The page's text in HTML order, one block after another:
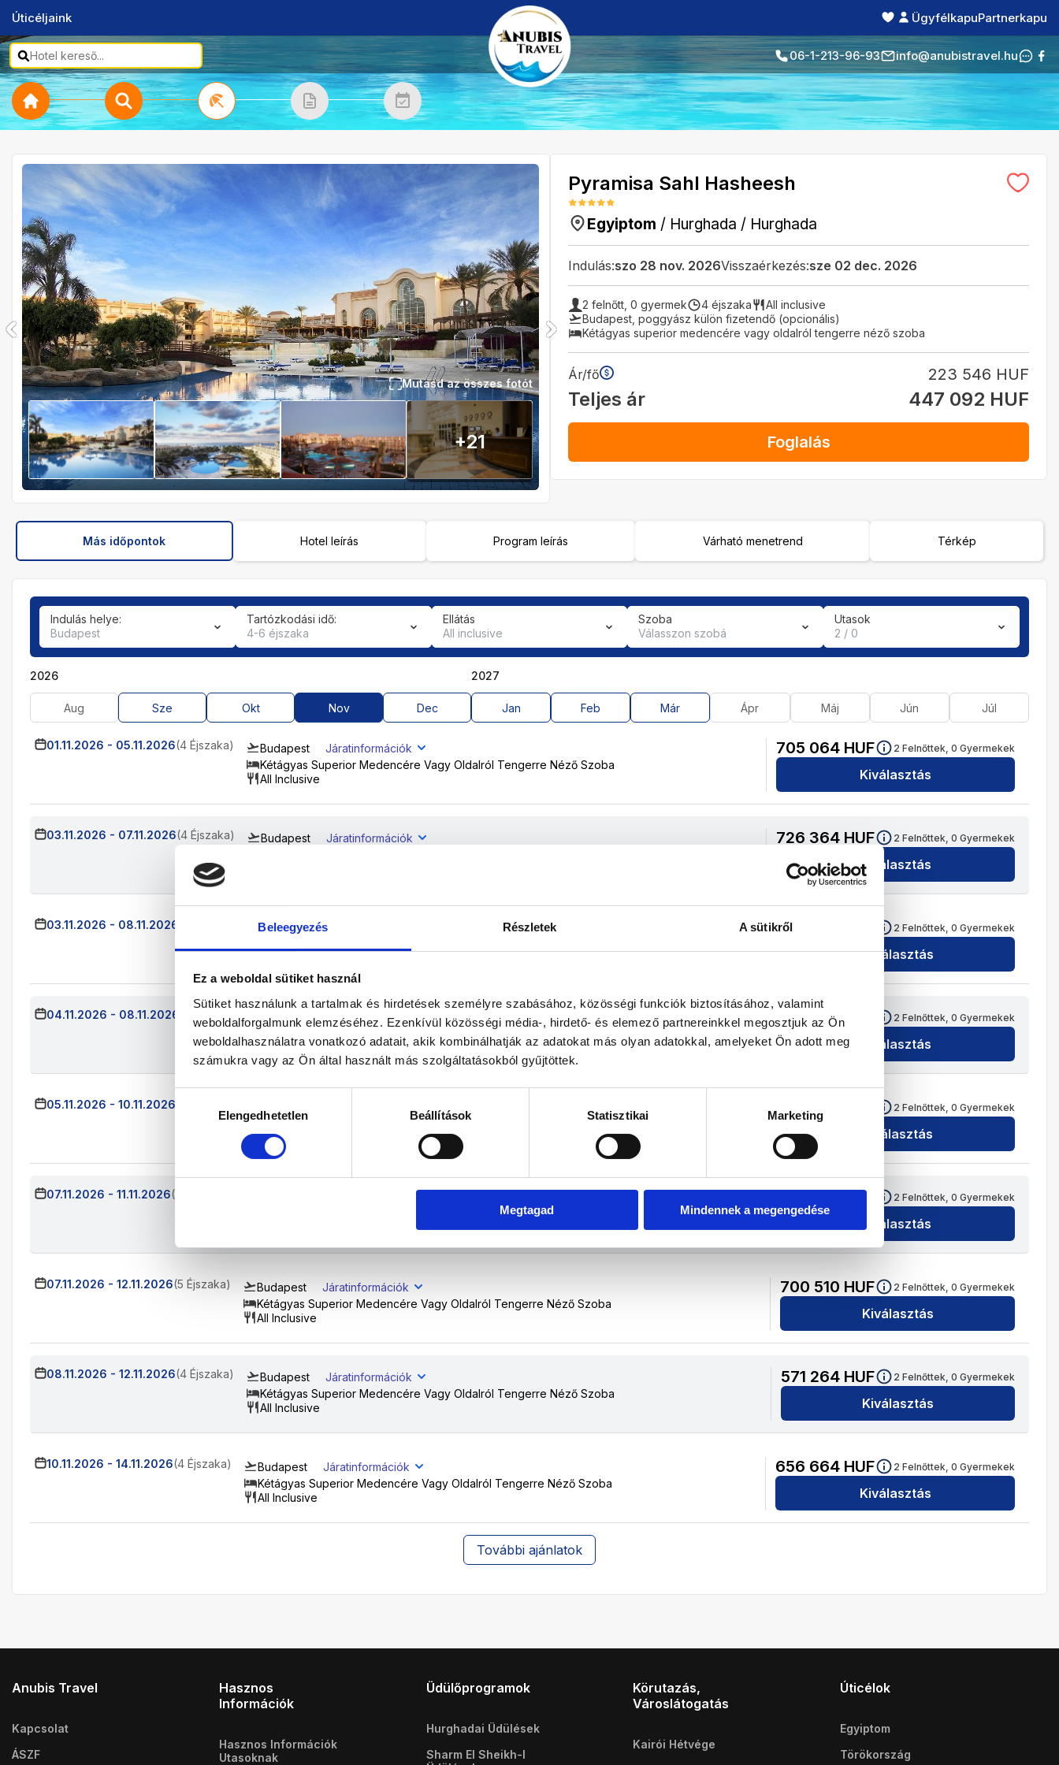
Beleegyezés Részletek A sütikről
Ez a weboldal sütiket használ
Sütiket használunk a tartalmak és hirdetések személyre szabásához, közösségi funkciók biztosításához, valamint
weboldalforgalmunk elemzéséhez. Ezenkívül közösségi média-, hirdető- és elemező partnereinkkel megosztjuk az Ön
weboldalhasználatra vonatkozó adatait, akik kombinálhatják az adatokat más olyan adatokkal, amelyeket Ön adott meg
számukra vagy az Ön által használt más szolgáltatásokból gyűjtöttek.
kiválasztásaElengedhetetlen Beállítások Statisztikai Marketing
Megtagad Mindennek a megengedése
Úticéljaink ÜgyfélkapuPartnerkapu
06-1-213-96-93 info@anubistravel.hu
Mutasd az összes fotót
+21
Pyramisa Sahl Hasheesh
Egyiptom / Hurghada / Hurghada
Indulás:szo 28 nov. 2026Visszaérkezés:sze 02 dec. 2026
2 felnőtt,0 gyermek 4 éjszaka
All inclusive
Budapest poggyász külön fizetendő (opcionális)
Kétágyas superior medencére vagy oldalról tengerre néző szoba
Ár/fő 223 546 HUF
Teljes ár 447 092 HUF
Foglalás
Más időpontok Hotel leírás Program leírás Várható menetrend Térkép
Indulás helye:
Budapest
Tartózkodási idő:
4-6 éjszaka
Ellátás
All inclusive
Szoba
Válasszon szobá
Utasok
2 / 0
2026
Aug Sze Okt Nov Dec
2027
Jan Feb Már Ápr Máj Jún Júl
01.11.2026 - 05.11.2026(4 Éjszaka) Budapest
Járatinformációk
Kétágyas Superior Medencére Vagy Oldalról Tengerre Néző Szoba
All Inclusive
705 064 HUF 2 Felnőttek, 0 Gyermekek
Kiválasztás
03.11.2026 - 07.11.2026(4 Éjszaka) Budapest
Járatinformációk
726 364 HUF 2 Felnőttek, 0 Gyermekek
Kiválasztás
03.11.2026 - 08.11.2026 Budapest 705 510 2 Felnőttek, 0 Gyermekek
Kiválasztás
04.11.2026 - 08.11.2026 Budapest
Járatinformációk
Kétágyas Superior Medencére Vagy Oldalról Tengerre Néző Szoba
All Inclusive
656 664HUF 2 Felnőttek, 0 Gyermekek
Kiválasztás
05.11.2026 - 10.11.2026
Kétágyas Superior Medencére Vagy Oldalról Tengerre Néző Szoba
All Inclusive
678 810 2 Felnőttek, 0 Gyermekek
Kiválasztás
07.11.2026 - 11.11.2026(4 Éjszaka)
Kétágyas Superior Medencére Vagy Oldalról Tengerre Néző Szoba
HUF 2 Felnőttek, 0 Gyermekek
Kiválasztás
07.11.2026 - 12.11.2026(5 Éjszaka) Budapest
Járatinformációk
Kétágyas Superior Medencére Vagy Oldalról Tengerre Néző Szoba
All Inclusive
700 510 HUF 2 Felnőttek, 0 Gyermekek
Kiválasztás
08.11.2026 - 12.11.2026(4 Éjszaka) Budapest
Járatinformációk
Kétágyas Superior Medencére Vagy Oldalról Tengerre Néző Szoba
All Inclusive
571 264 HUF 2 Felnőttek, 0 Gyermekek
Kiválasztás
10.11.2026 - 14.11.2026(4 Éjszaka) Budapest
Járatinformációk
Kétágyas Superior Medencére Vagy Oldalról Tengerre Néző Szoba
All Inclusive
656 664 HUF 2 Felnőttek, 0 Gyermekek
Kiválasztás
További ajánlatok
Anubis Travel
Kapcsolat
ÁSZF
Hasznos
Információk
Hasznos Információk
Utasoknak
Üdülőprogramok
Hurghadai Üdülések
Sharm El Sheikh-I
Körutazás,
Városlátogatás
Kairói Hétvége
Úticélok
Egyiptom
Törökország